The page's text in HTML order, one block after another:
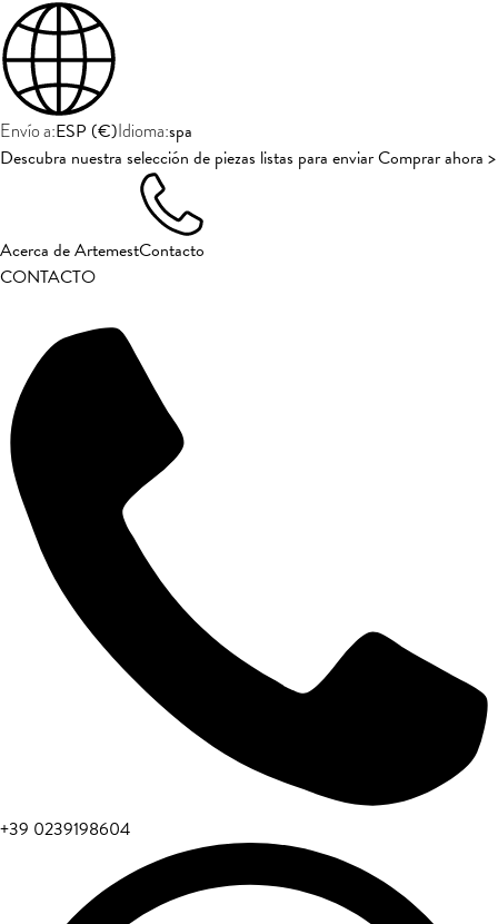
Envío a:ESP (€)Idioma:spa
Descubra nuestra selección de piezas listas para enviar Comprar ahora >
Acerca de ArtemestContacto
CONTACTO
+39 0239198604